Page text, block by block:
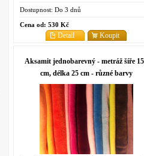
Dostupnost: Do 3 dnů
Cena od: 530 Kč
Koupit
Detail
Aksamit jednobarevný - metráž šíře
cm, délka 25 cm - různé barvy